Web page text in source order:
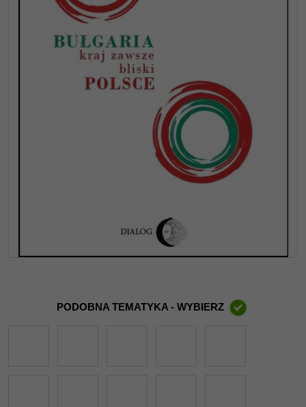
PODOBNA TEMATYKA - WYBIERZ